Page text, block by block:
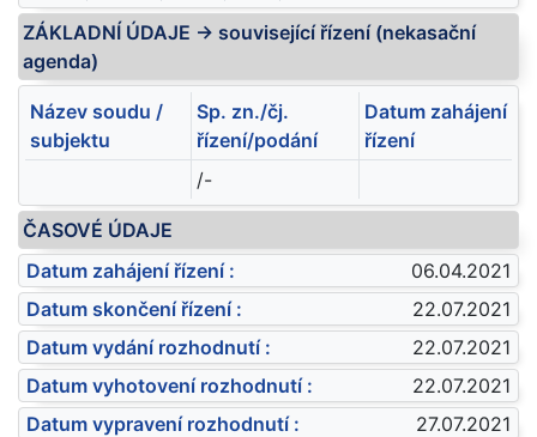
ZÁKLADNÍ ÚDAJE -> související řízení (nekasační
agenda)
Název soudu /
subjektu
Sp. zn./čj.
řízení/podání
Datum zahájení
řízení
/-
ČASOVÉ ÚDAJE
Datum zahájení řízení :
06.04.2021
Datum skončení řízení :
22.07.2021
Datum vydání rozhodnutí :
22.07.2021
Datum vyhotovení rozhodnutí :
22.07.2021
Datum vypravení rozhodnutí :
27.07.2021